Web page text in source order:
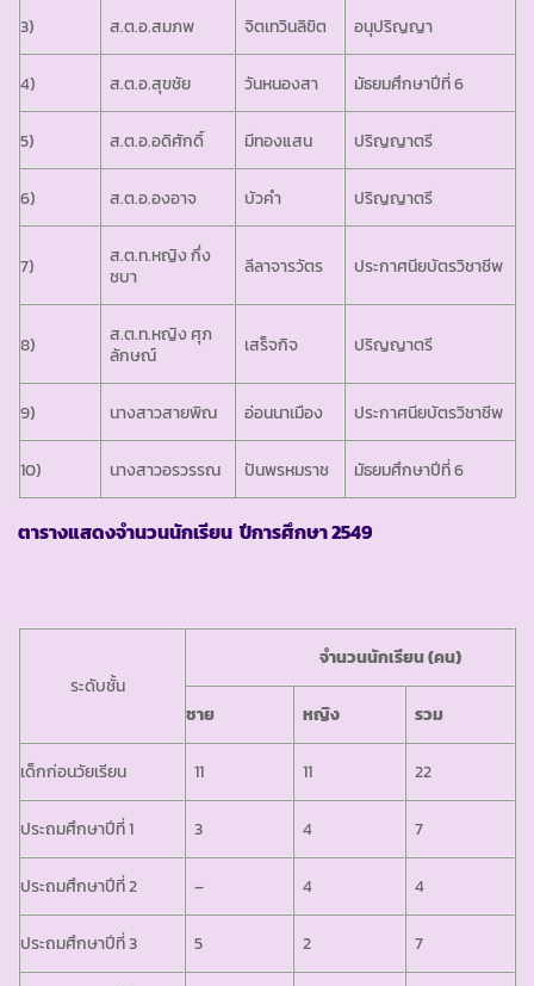
3) ส.ต.อ.สมภพ จิตเทวินลิขิต อนุปริญญา
4) ส.ต.อ.สุขชัย วันหนองสา มัธยมศึกษาปีที่ 6
5) ส.ต.อ.อดิศักดิ์ มีทองแสน ปริญญาตรี
6) ส.ต.อ.องอาจ บัวคำ ปริญญาตรี
7)
ส.ต.ท.หญิง กึ่ง
ชบา
ลีลาจารวัตร ประกาศนียบัตรวิชาชีพ
8)
ส.ต.ท.หญิง ศุภ
ลักษณ์
เสร็จกิจ ปริญญาตรี
9) นางสาวสายพิณ อ่อนนาเมือง ประกาศนียบัตรวิชาชีพ
10) นางสาวอรวรรณ ปันพรหมราช มัธยมศึกษาปีที่ 6
ตารางแสดงจำนวนนักเรียน ปีการศึกษา 2549
ระดับชั้น
จำนวนนักเรียน (คน)
ชาย หญิง รวม
เด็กก่อนวัยเรียน 11 11 22
ประถมศึกษาปีที่ 1 3 4 7
ประถมศึกษาปีที่ 2 – 4 4
ประถมศึกษาปีที่ 3 5 2 7